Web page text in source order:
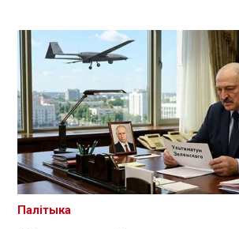
Палітыка